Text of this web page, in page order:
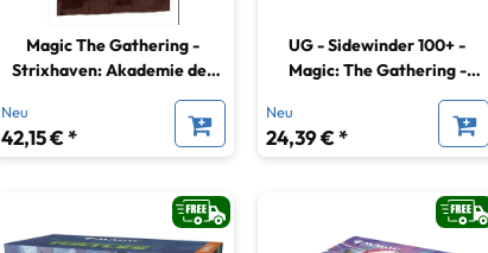
Magic The Gathering -
Strixhaven: Akademie der
Magier Draft Booster
Neu
42,15 € *
UG - Sidewinder 100+ -
Magic: The Gathering -
Aetherdrift - Solar Gearhulk
Neu
24,39 € *